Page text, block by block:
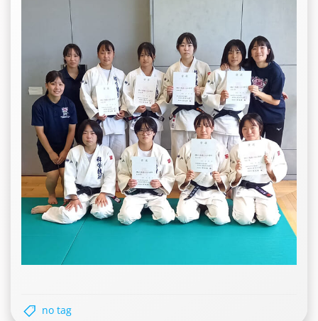
no tag